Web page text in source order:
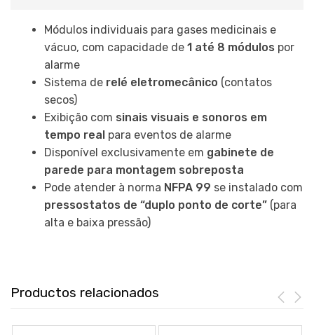
Módulos individuais para gases medicinais e
vácuo, com capacidade de 1 até 8 módulos por
alarme
Sistema de relé eletromecânico (contatos
secos)
Exibição com sinais visuais e sonoros em
tempo real para eventos de alarme
Disponível exclusivamente em gabinete de
parede para montagem sobreposta
Pode atender à norma NFPA 99 se instalado com
pressostatos de “duplo ponto de corte” (para
alta e baixa pressão)
Productos relacionados